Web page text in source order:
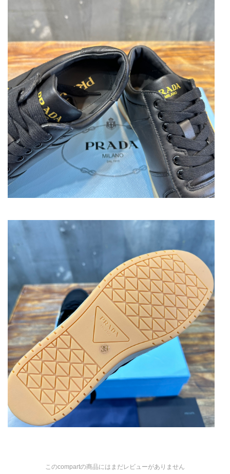
このcompartの商品にはまだレビューがありません